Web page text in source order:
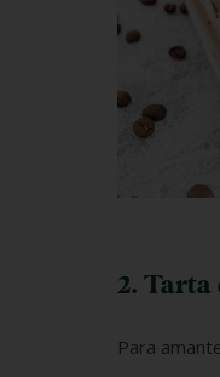
2. Tarta
Para